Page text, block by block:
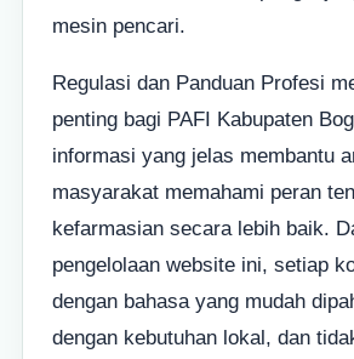
mesin pencari.
Regulasi dan Panduan Profesi
penting bagi PAFI Kabupaten
informasi yang jelas membantu
masyarakat memahami peran
kefarmasian secara lebih baik.
pengelolaan website ini, setiap
dengan bahasa yang mudah
dengan kebutuhan lokal, dan